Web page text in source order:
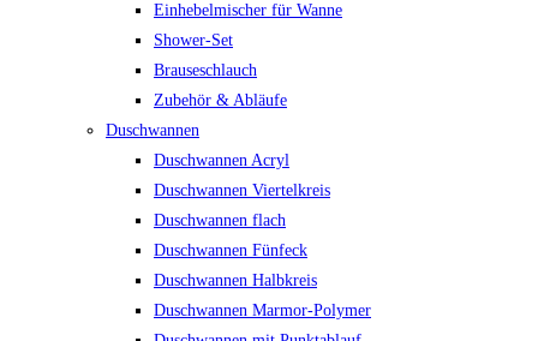
Einhebelmischer für Wanne
Shower-Set
Brauseschlauch
Zubehör & Abläufe
Duschwannen
Duschwannen Acryl
Duschwannen Viertelkreis
Duschwannen flach
Duschwannen Fünfeck
Duschwannen Halbkreis
Duschwannen Marmor-Polymer